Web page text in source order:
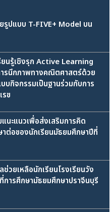
ปแบบ T-FIVE+ Model บน
นรู้เชิงรุก Active Learning
รนึกภาพทางคณิตศาสตร์ด้วย
บกิจกรรมเป็นฐานร่วมกับการ
ข
นะแนวเพื่อส่งเสริมการคิด
าต่อของนักเรียนมัธยมศึกษาปีที่
วยเหลือนักเรียนโรงเรียนวัง
การศึกษามัธยมศึกษาปราจีนบุรี